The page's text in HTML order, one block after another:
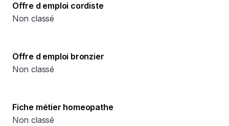
Offre d emploi cordiste
Non classé
Offre d emploi bronzier
Non classé
Fiche métier homeopathe
Non classé